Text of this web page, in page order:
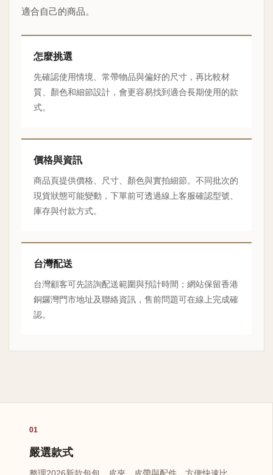
適合自己的商品。
怎麼挑選
先確認使用情境、常帶物品與偏好的尺寸，再比較材
質、顏色和細節設計，會更容易找到適合長期使用的款
式。
價格與資訊
商品頁提供價格、尺寸、顏色與實拍細節。不同批次的
現貨狀態可能變動，下單前可透過線上客服確認型號、
庫存與付款方式。
台灣配送
台灣顧客可先諮詢配送範圍與預計時間；網站保留香港
銅鑼灣門市地址及聯絡資訊，售前問題可在線上完成確
認。
01
嚴選款式
整理2026新款包包、皮夾、皮帶與配件，方便快速比